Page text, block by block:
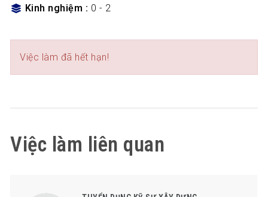
Kinh nghiệm 0 - 2
Việc làm đã hết hạn!
Việc làm liên quan